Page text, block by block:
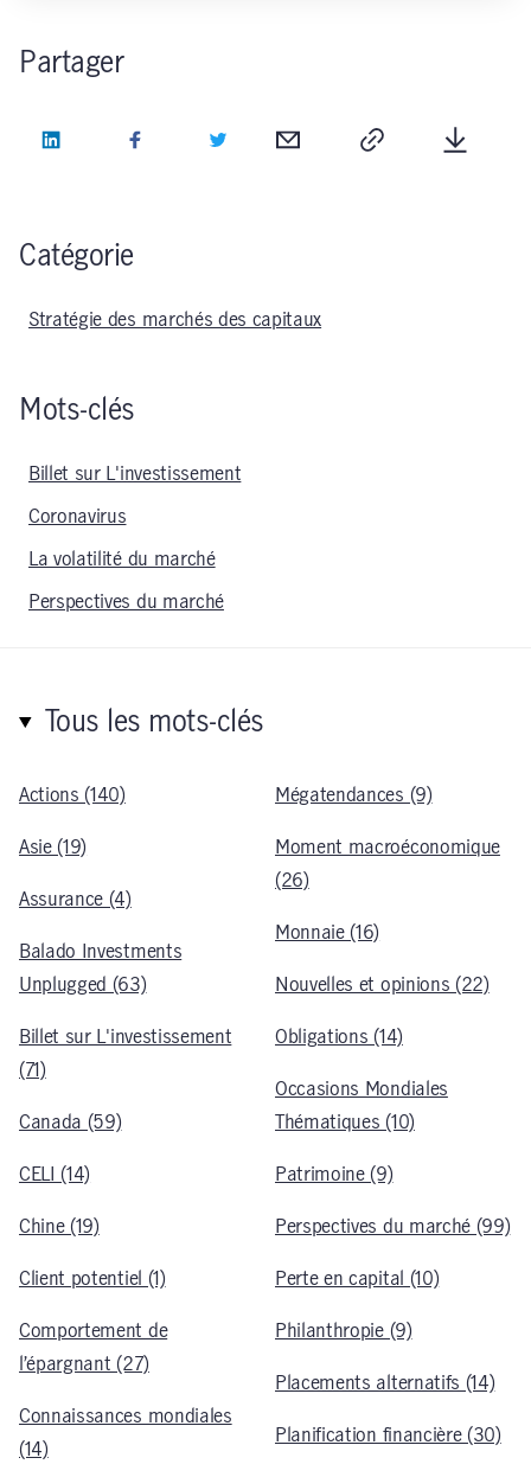
Partager
LinkedIn Facebook Twitter Courriel
Catégorie
Stratégie des marchés des capitaux
Mots-clés
Billet sur L'investissement
Coronavirus
La volatilité du marché
Perspectives du marché
Tous les mots-clés
Actions (140)
Asie (19)
Assurance (4)
Balado Investments
Unplugged (63)
Billet sur L'investissement
(71)
Canada (59)
CELI (14)
Chine (19)
Client potentiel (1)
Comportement de
l’épargnant (27)
Connaissances mondiales
(14)
Mégatendances (9)
Moment macroéconomique
(26)
Monnaie (16)
Nouvelles et opinions (22)
Obligations (14)
Occasions Mondiales
Thématiques (10)
Patrimoine (9)
Perspectives du marché (99)
Perte en capital (10)
Philanthropie (9)
Placements alternatifs (14)
Planification financière (30)